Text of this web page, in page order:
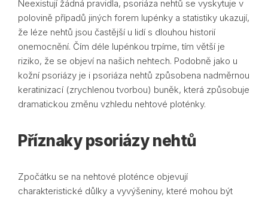
Neexistují žádná pravidla, psoriáza nehtů se vyskytuje v
polovině případů jiných forem lupénky a statistiky ukazují,
že léze nehtů jsou častější u lidí s dlouhou historií
onemocnění. Čím déle lupénkou trpíme, tím větší je
riziko, že se objeví na našich nehtech. Podobně jako u
kožní psoriázy je i psoriáza nehtů způsobena nadměrnou
keratinizací (zrychlenou tvorbou) buněk, která způsobuje
dramatickou změnu vzhledu nehtové ploténky.
Příznaky psoriázy nehtů
Zpočátku se na nehtové ploténce objevují
charakteristické důlky a vyvýšeniny, které mohou být